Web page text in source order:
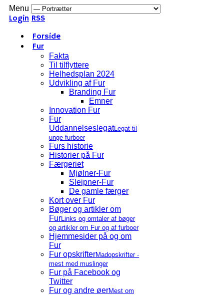
Menu
Login RSS
Forside
Fur
Fakta
Til tilflyttere
Helhedsplan 2024
Udvikling af Fur
Branding Fur
Emner
Innovation Fur
Fur
UddannelseslegatLegat til
unge furboer
Furs historie
Historier på Fur
Færgeriet
Mjølner-Fur
Sleipner-Fur
De gamle færger
Kort over Fur
Bøger og artikler om
FurLinks og omtaler af bøger
og artikler om Fur og af furboer
Hjemmesider på og om
Fur
Fur opskrifterMadopskrifter -
mest med muslinger
Fur på Facebook og
Twitter
Fur og andre øerMest om